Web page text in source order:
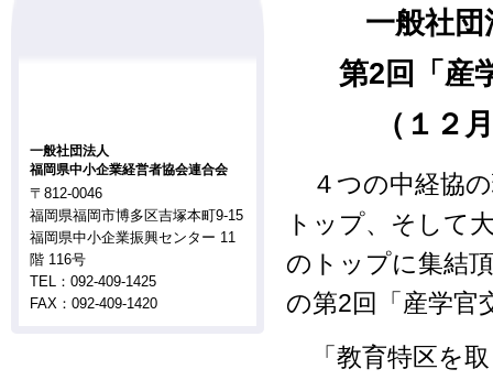
一般社団法人
福岡県中小企業経営者協会連合会
〒812-0046
福岡県福岡市博多区吉塚本町9-15
福岡県中小企業振興センター 11
階 116号
TEL：092-409-1425
FAX：092-409-1420
一般社
第2回「産
（１２
４つの中経協の
トップ、そして
のトップに集結
の第2回「産学官
「教育特区を